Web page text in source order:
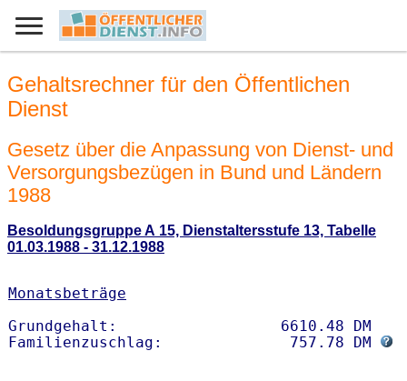
Gehaltsrechner für den Öffentlichen
Dienst
Gesetz über die Anpassung von Dienst- und
Versorgungsbezügen in Bund und Ländern
1988
Besoldungsgruppe A 15, Dienstaltersstufe 13, Tabelle
01.03.1988 - 31.12.1988
Monatsbeträge
Grundgehalt:                  6610.48 DM
Familienzuschlag:              757.78 DM